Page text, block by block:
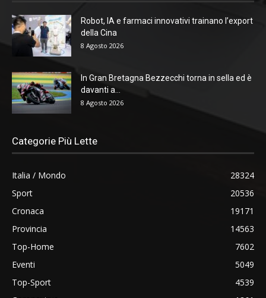
Robot, IA e farmaci innovativi trainano l’export
della Cina
8 Agosto 2026
In Gran Bretagna Bezzecchi torna in sella ed è
davanti a...
8 Agosto 2026
Categorie Più Lette
Italia / Mondo
28324
Sport
20536
Cronaca
19171
Provincia
14563
Top-Home
7602
Eventi
5049
Top-Sport
4539